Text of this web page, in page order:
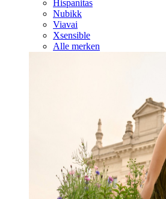
Hispanitas
Nubikk
Viavai
Xsensible
Alle merken